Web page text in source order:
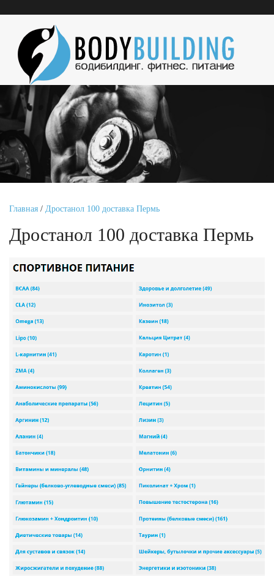
Главная / Дростанол 100 доставка Пермь
Дростанол 100 доставка Пермь